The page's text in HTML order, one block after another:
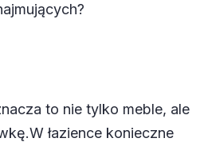
to nie tylko meble, ale
W łazience konieczne